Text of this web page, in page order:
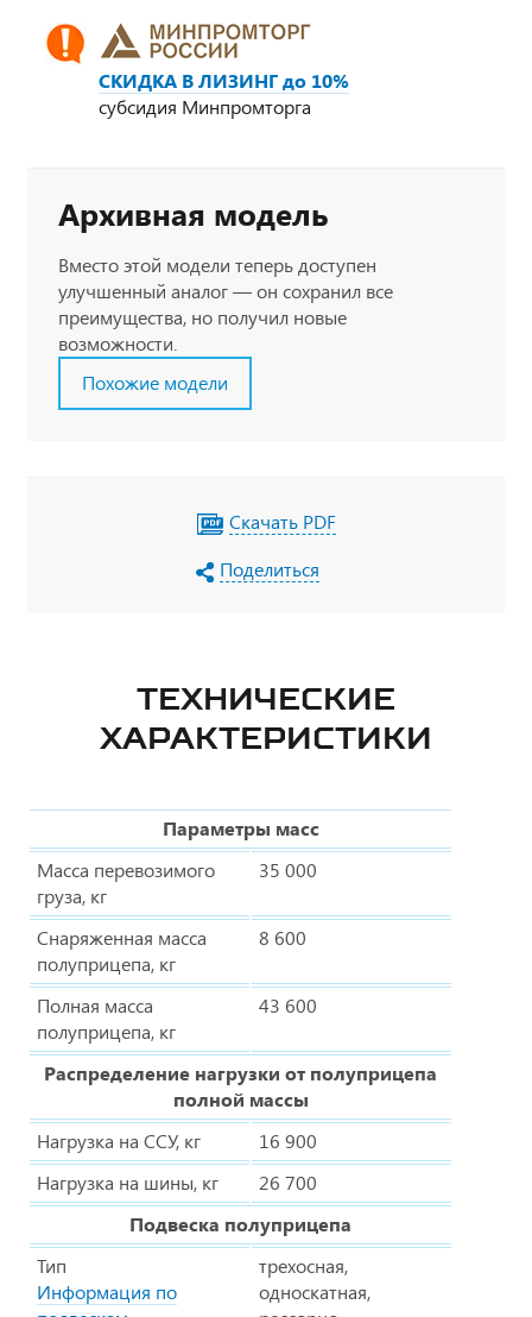
СКИДКА В ЛИЗИНГ до 10%
субсидия Минпромторга
Архивная модель
Вместо этой модели теперь доступен
улучшенный аналог — он сохранил все
преимущества, но получил новые
возможности.
Похожие модели
Скачать PDF
Поделиться
ТЕХНИЧЕСКИЕ
ХАРАКТЕРИСТИКИ
Параметры масс
Масса перевозимого
груза, кг
35 000
Снаряженная масса
полуприцепа, кг
8 600
Полная масса
полуприцепа, кг
43 600
Распределение нагрузки от полуприцепа
полной массы
Нагрузка на ССУ, кг
16 900
Нагрузка на шины, кг
26 700
Подвеска полуприцепа
Тип
Информация по
трехосная,
односкатная,